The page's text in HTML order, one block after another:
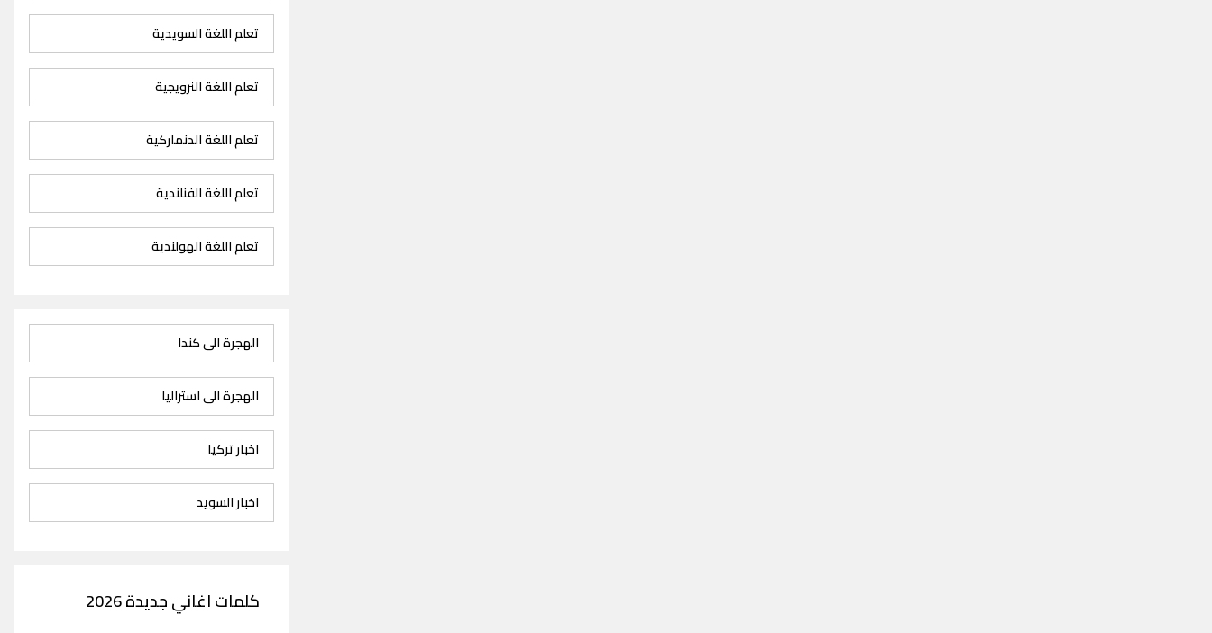
تعلم اللغة السويدية
تعلم اللغة النرويجية
تعلم اللغة الدنماركية
تعلم اللغة الفنلندية
تعلم اللغة الهولندية
الهجرة الى كندا
الهجرة الى استراليا
اخبار تركيا
اخبار السويد
كلمات اغاني جديدة 2026